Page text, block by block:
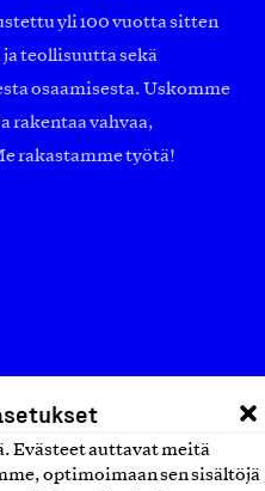
Evästeet auttavat meitä
optimoimaan sen sisältöjä
yli 100 vuotta sitten
teollisuutta sekä
osaamisesta. Uskomme
rakentaa vahvaa,
rakastamme työtä!